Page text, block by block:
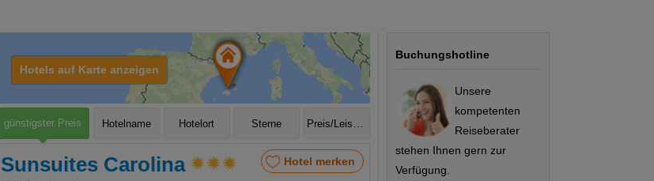
Buchungshotline
Unsere
kompetenten
Reiseberater
stehen Ihnen gern zur
Verfügung.
Hotels auf Karte anzeigen
günstigster Preis Hotelname Hotelort Sterne Preis/Leistung
Sunsuites Carolina Hotel merken